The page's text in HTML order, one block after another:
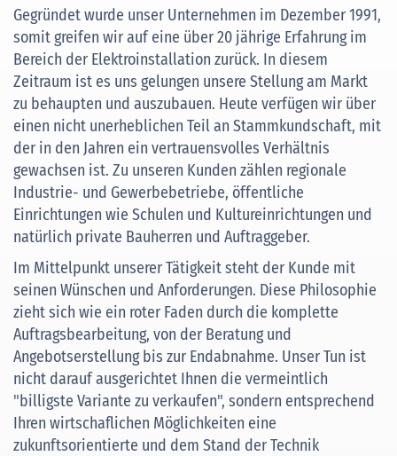
Gegründet wurde unser Unternehmen im Dezember 1991,
somit greifen wir auf eine über 20 jährige Erfahrung im
Bereich der Elektroinstallation zurück. In diesem
Zeitraum ist es uns gelungen unsere Stellung am Markt
zu behaupten und auszubauen. Heute verfügen wir über
einen nicht unerheblichen Teil an Stammkundschaft, mit
der in den Jahren ein vertrauensvolles Verhältnis
gewachsen ist. Zu unseren Kunden zählen regionale
Industrie- und Gewerbebetriebe, öffentliche
Einrichtungen wie Schulen und Kultureinrichtungen und
natürlich private Bauherren und Auftraggeber.
Im Mittelpunkt unserer Tätigkeit steht der Kunde mit
seinen Wünschen und Anforderungen. Diese Philosophie
zieht sich wie ein roter Faden durch die komplette
Auftragsbearbeitung, von der Beratung und
Angebotserstellung bis zur Endabnahme. Unser Tun ist
nicht darauf ausgerichtet Ihnen die vermeintlich
"billigste Variante zu verkaufen", sondern entsprechend
Ihren wirtschaflichen Möglichkeiten eine
zukunftsorientierte und dem Stand der Technik